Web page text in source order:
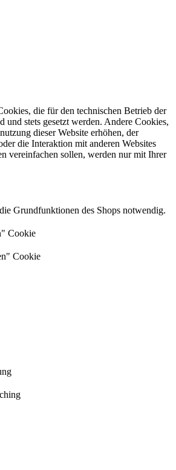
die für den technischen Betrieb der
und stets gesetzt werden. Andere Cookies,
dieser Website erhöhen, der
die Interaktion mit anderen Websites
vereinfachen sollen, werden nur mit Ihrer
Grundfunktionen des Shops notwendig.
Cookie
Cookie